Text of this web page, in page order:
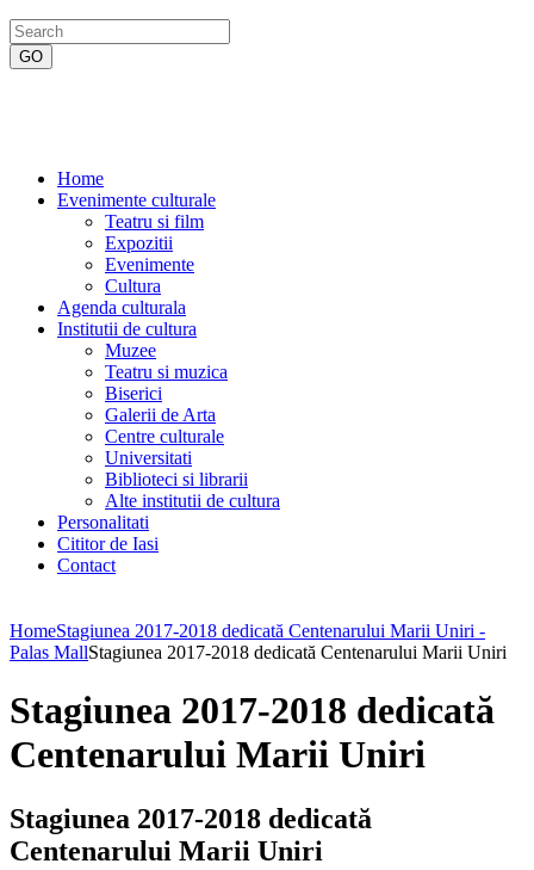
Home
Evenimente culturale
Teatru si film
Expozitii
Evenimente
Cultura
Agenda culturala
Institutii de cultura
Muzee
Teatru si muzica
Biserici
Galerii de Arta
Centre culturale
Universitati
Biblioteci si librarii
Alte institutii de cultura
Personalitati
Cititor de Iasi
Contact
HomeStagiunea 2017-2018 dedicată Centenarului Marii Uniri -
Palas MallStagiunea 2017-2018 dedicată Centenarului Marii Uniri
Stagiunea 2017-2018 dedicată
Centenarului Marii Uniri
Stagiunea 2017-2018 dedicată
Centenarului Marii Uniri